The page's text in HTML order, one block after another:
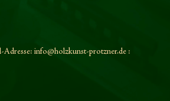
Adresse: info@holzkunst-protzner.de :